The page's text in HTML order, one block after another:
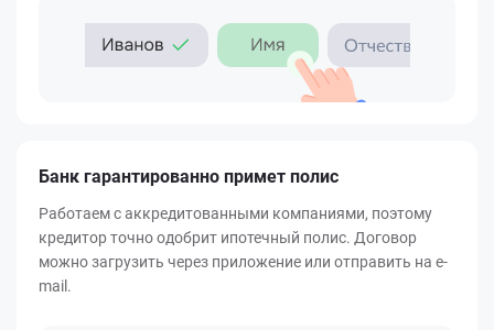
Банк гарантированно примет полис
Работаем с аккредитованными компаниями, поэтому
кредитор точно одобрит ипотечный полис. Договор
можно загрузить через приложение или отправить на e-
mail.